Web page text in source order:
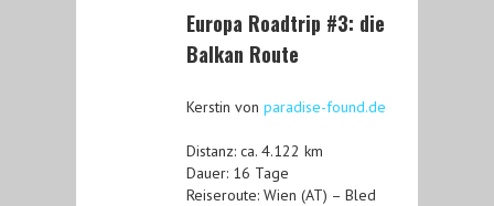
Europa Roadtrip #3: die
Balkan Route
Kerstin von paradise-found.de
Distanz: ca. 4.122 km
Dauer: 16 Tage
Reiseroute: Wien (AT) – Bled